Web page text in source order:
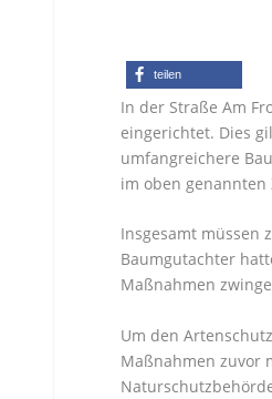
teilen
In der Straße Am
eingerichtet. Dies
umfangreichere
im oben
Insgesamt müssen
Baumgutachter
Maßnahmen
Um den
Maßnahmen zuvor